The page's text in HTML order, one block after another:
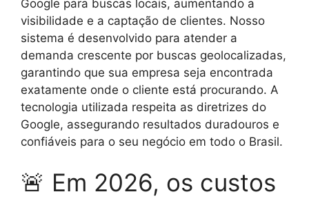
Google para buscas locais, aumentando a
visibilidade e a captação de clientes. Nosso
sistema é desenvolvido para atender a
demanda crescente por buscas geolocalizadas,
garantindo que sua empresa seja encontrada
exatamente onde o cliente está procurando. A
tecnologia utilizada respeita as diretrizes do
Google, assegurando resultados duradouros e
confiáveis para o seu negócio em todo o Brasil.
🚨 Em 2026, os custos